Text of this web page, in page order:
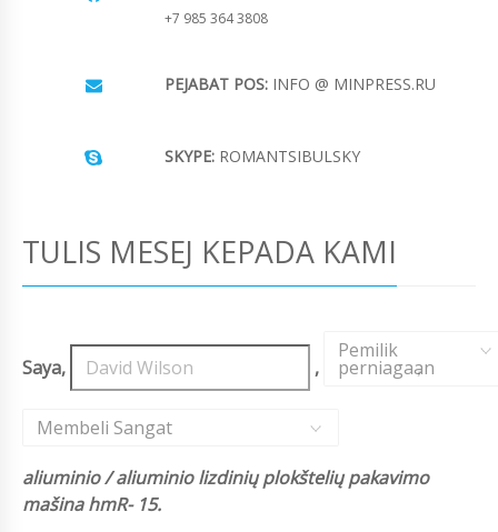
+7 985 364 3808
PEJABAT POS: INFO @ MINPRESS.RU
SKYPE: ROMANTSIBULSKY
TULIS MESEJ KEPADA KAMI
Saya, ,
Pemilik
perniagaan
,
Membeli Sangat
aliuminio / aliuminio lizdinių plokštelių pakavimo
mašina hmR- 15.